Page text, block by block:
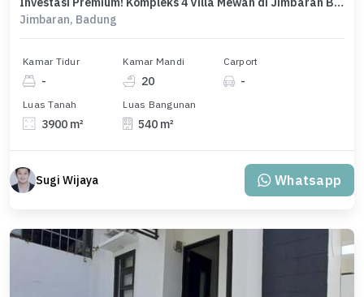
Jimbaran, Badung
Kamar Tidur
-
Kamar Mandi
20
Carport
-
Luas Tanah
3900 m²
Luas Bangunan
540 m²
Sugi Wijaya Whatsapp